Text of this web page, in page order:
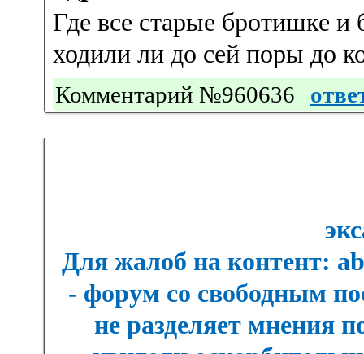
Где все старые бротишке и
ходили ли до сей поры до
Комментарий №960636
Для жалоб на контент:
- форум со свободным
не разделяет мнения